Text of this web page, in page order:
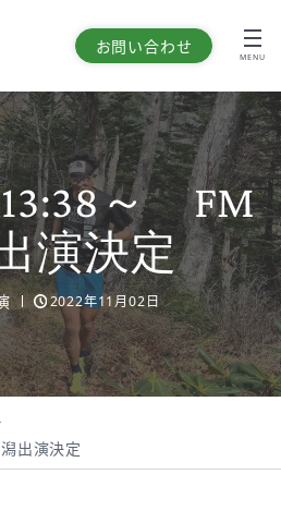
お問い合わせ
MENU
～ FM
演決定
2022年11月02日
出演決定